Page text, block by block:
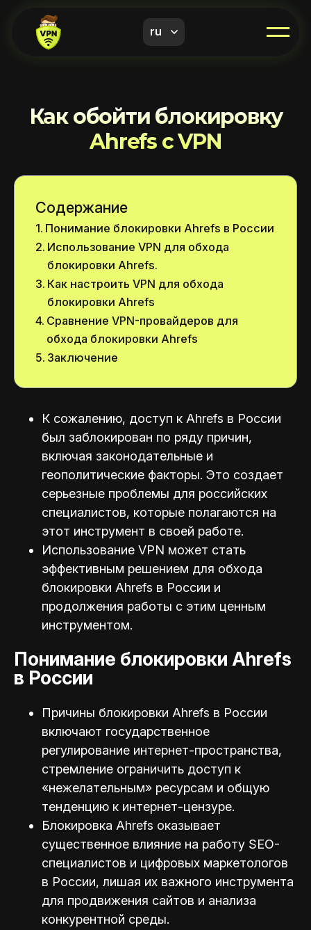
ru
Как обойти блокировку
Ahrefs с VPN
Содержание
Понимание блокировки Ahrefs в России
Использование VPN для обхода
блокировки Ahrefs.
Как настроить VPN для обхода
блокировки Ahrefs
Сравнение VPN-провайдеров для
обхода блокировки Ahrefs
Заключение
К сожалению, доступ к Ahrefs в России
был заблокирован по ряду причин,
включая законодательные и
геополитические факторы. Это создает
серьезные проблемы для российских
специалистов, которые полагаются на
этот инструмент в своей работе.
Использование VPN может стать
эффективным решением для обхода
блокировки Ahrefs в России и
продолжения работы с этим ценным
инструментом.
Понимание блокировки Ahrefs
в России
Причины блокировки Ahrefs в России
включают государственное
регулирование интернет-пространства,
стремление ограничить доступ к
«нежелательным» ресурсам и общую
тенденцию к интернет-цензуре.
Блокировка Ahrefs оказывает
существенное влияние на работу SEO-
специалистов и цифровых маркетологов
в России, лишая их важного инструмента
для продвижения сайтов и анализа
конкурентной среды.